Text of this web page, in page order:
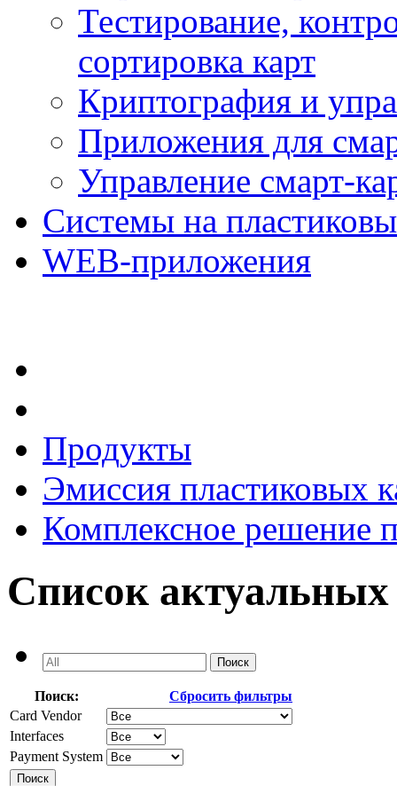
Тестирование,
сортировка карт
Криптография и
Приложения для
Управление смарт-
Системы на
WEB-приложения
Продукты
Эмиссия пластиковых
Комплексное решение
Список актуальных
Поиск:
Сбросить фильтры
Card Vendor
Interfaces
Payment System